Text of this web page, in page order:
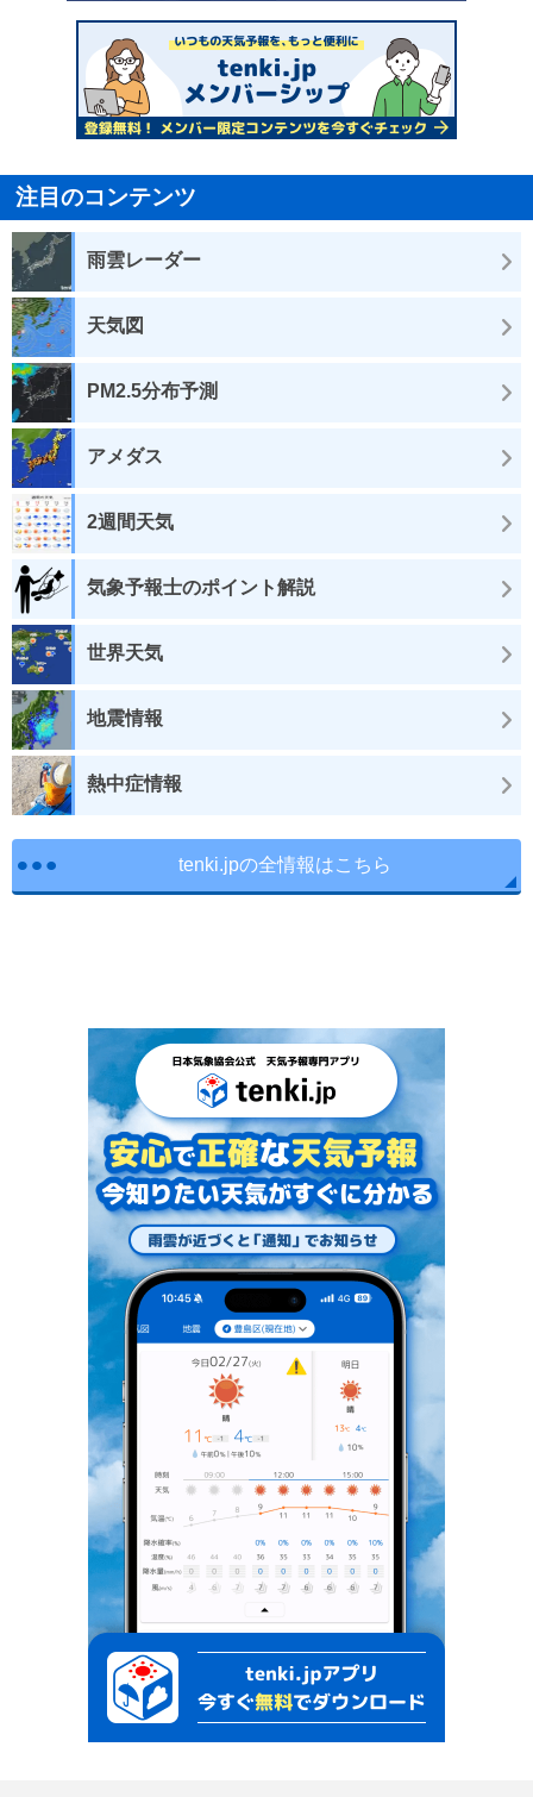
注目のコンテンツ
雨雲レーダー
天気図
PM2.5分布予測
アメダス
2週間天気
気象予報士のポイント解説
世界天気
地震情報
熱中症情報
tenki.jpの全情報はこちら